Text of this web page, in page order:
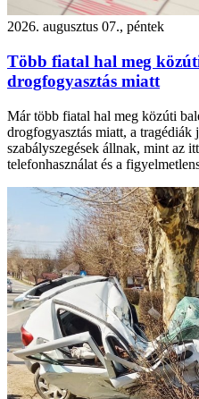
2026. augusztus 07., péntek
Több fiatal hal meg
drogfogyasztás miatt
Már több fiatal hal meg közúti
drogfogyasztás miatt, a tragédiák
szabályszegések állnak, mint az
telefonhasználat és a